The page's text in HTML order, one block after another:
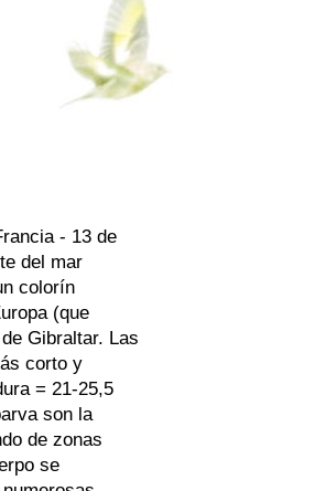
- 13 de
del mar
colorín
(que
Gibraltar. Las
corto y
= 21-25,5
son la
de zonas
se